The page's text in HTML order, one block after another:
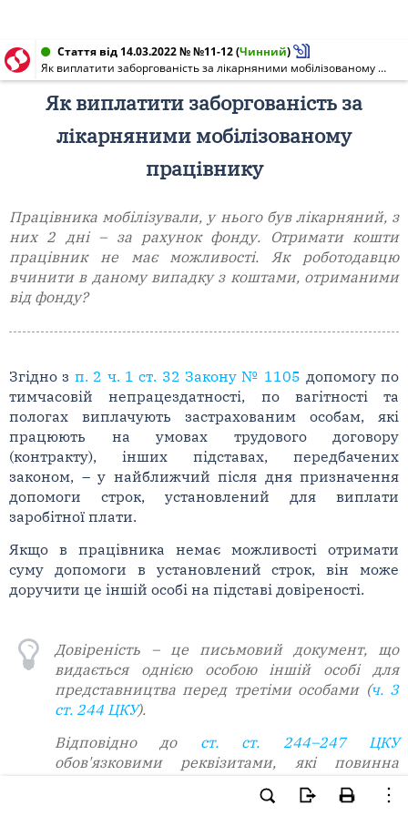
Стаття від 14.03.2022 № №11-12(Чинний)
Як виплатити заборгованість за лікарняними мобілізованому працівнику